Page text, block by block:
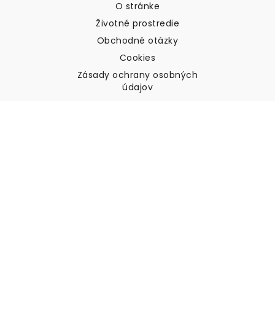
O stránke
Životné prostredie
Obchodné otázky
Cookies
Zásady ochrany osobných
údajov